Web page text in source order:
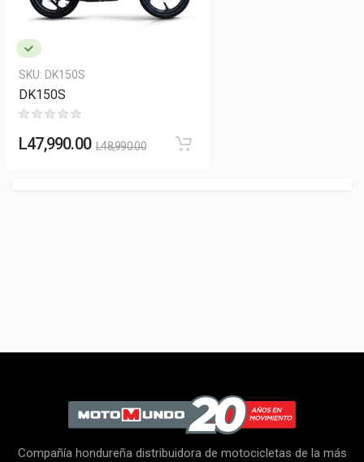
SKU: DK150S
DK150S
L47,990.00 L48,990.00
Compañía hondureña distribuidora de motocicletas de la más